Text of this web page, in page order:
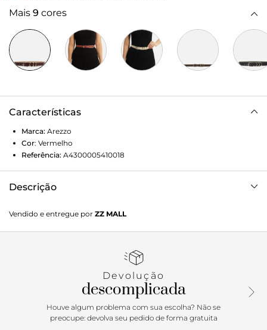
Mais 9 cores
Características
Marca: Arezzo
Cor: Vermelho
Referência: A4300005410018
Descrição
tem fivela metálica com formato triangular e nome da
marca. Parte interna em material com monograma Arezzo.
argolas metálicas bicolores.
Vendido e entregue por ZZ MALL
Devolução
descomplicada
Houve algum problema com sua escolha? Não se
preocupe: devolva seu pedido de forma gratuita